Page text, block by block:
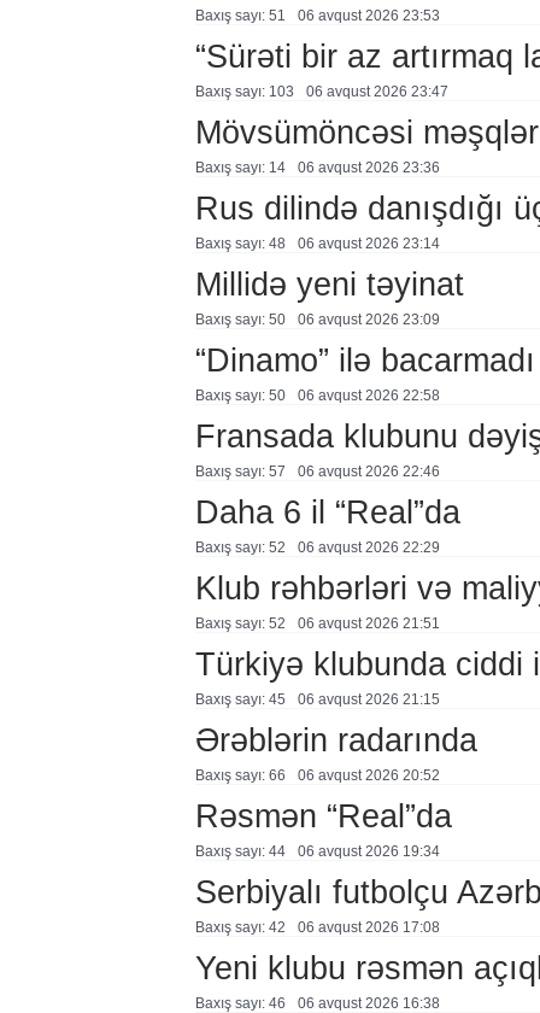
Baxış sayı: 51 06 avqust 2026 23:53
“Sürəti bir az artırmaq
Baxış sayı: 103 06 avqust 2026 23:47
Mövsümöncəsi
Baxış sayı: 14 06 avqust 2026 23:36
Rus dilində danışdığı
Baxış sayı: 48 06 avqust 2026 23:14
Millidə yeni təyinat
Baxış sayı: 50 06 avqust 2026 23:09
“Dinamo” ilə bacarmadı
Baxış sayı: 50 06 avqust 2026 22:58
Fransada klubunu
Baxış sayı: 57 06 avqust 2026 22:46
Daha 6 il “Real”da
Baxış sayı: 52 06 avqust 2026 22:29
Klub rəhbərləri və
Baxış sayı: 52 06 avqust 2026 21:51
Türkiyə klubunda ciddi
Baxış sayı: 45 06 avqust 2026 21:15
Ərəblərin radarında
Baxış sayı: 66 06 avqust 2026 20:52
Rəsmən “Real”da
Baxış sayı: 44 06 avqust 2026 19:34
Serbiyalı futbolçu
Baxış sayı: 42 06 avqust 2026 17:08
Yeni klubu rəsmən
Baxış sayı: 46 06 avqust 2026 16:38